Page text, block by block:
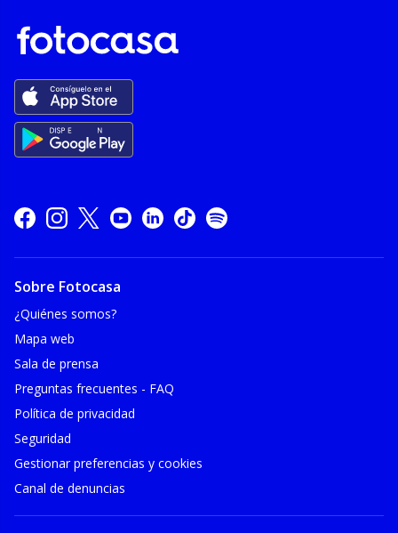
Sobre Fotocasa
¿Quiénes somos?
Mapa web
Sala de prensa
Preguntas frecuentes - FAQ
Política de privacidad
Seguridad
Gestionar preferencias y cookies
Canal de denuncias